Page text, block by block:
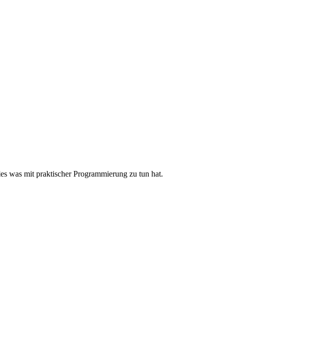
was mit praktischer Programmierung zu tun hat.